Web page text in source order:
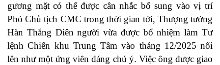
gương mặt có thể được cân nhắc bổ sung vào vị trí
Phó Chủ tịch CMC trong thời gian tới, Thượng tướng
Hàn Thắng Diên người vừa được bổ nhiệm làm Tư
lệnh Chiến khu Trung Tâm vào tháng 12/2025 nổi
lên như một ứng viên đáng chú ý. Việc ông được giao